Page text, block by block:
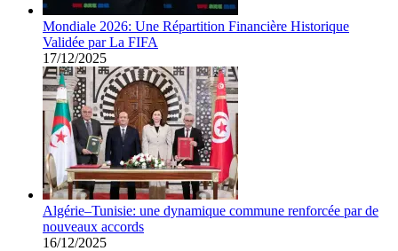
Mondiale 2026: Une Répartition Financière Historique
Validée par La FIFA
17/12/2025
Algérie–Tunisie: une dynamique commune renforcée par de
nouveaux accords
16/12/2025